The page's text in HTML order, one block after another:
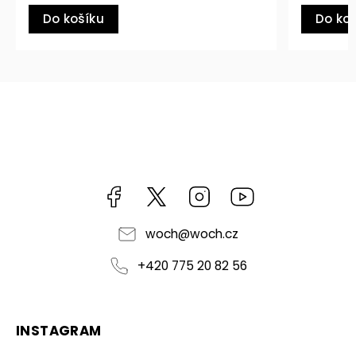
Facebook https://twitter.com/worldofchilli
Instagram
woch@woch.cz
+420 775 20 82 56
INSTAGRAM